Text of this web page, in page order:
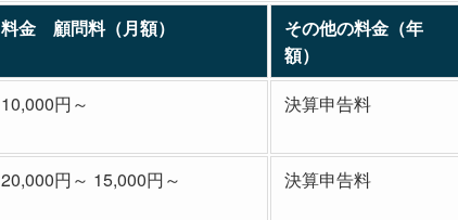
料金 顧問料（月額）
その他の料金（年
額）
10,000円～ 決算申告料
20,000円～ 15,000円～ 決算申告料